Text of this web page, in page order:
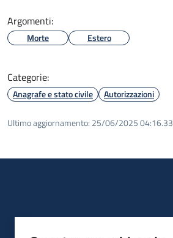
Argomenti:
Morte Estero
Categorie:
Anagrafe e stato civile Autorizzazioni
Ultimo aggiornamento: 25/06/2025 04:16.33